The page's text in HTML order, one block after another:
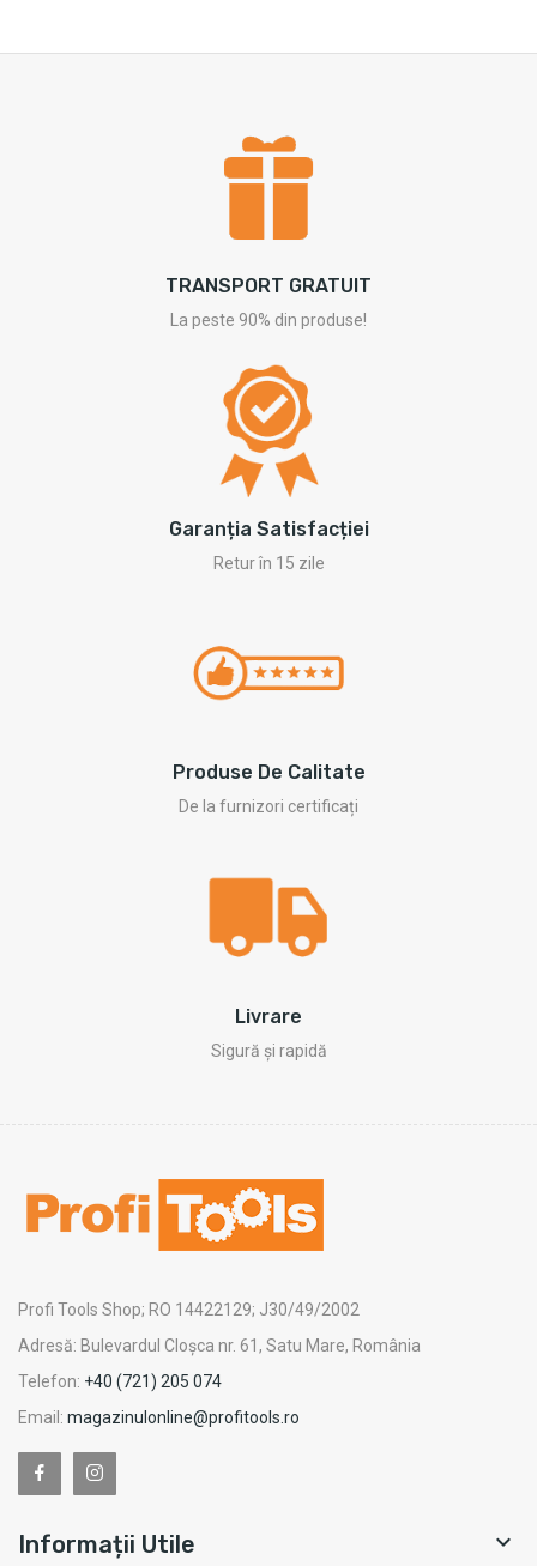
TRANSPORT GRATUIT
La peste 90% din produse!
Garanția Satisfacției
Retur în 15 zile
Produse De Calitate
De la furnizori certificați
Livrare
Sigură și rapidă
Profi Tools Shop; RO 14422129; J30/49/2002
Adresă: Bulevardul Cloșca nr. 61, Satu Mare, România
Telefon: +40 (721) 205 074
Email: magazinulonline@profitools.ro
Informații Utile 